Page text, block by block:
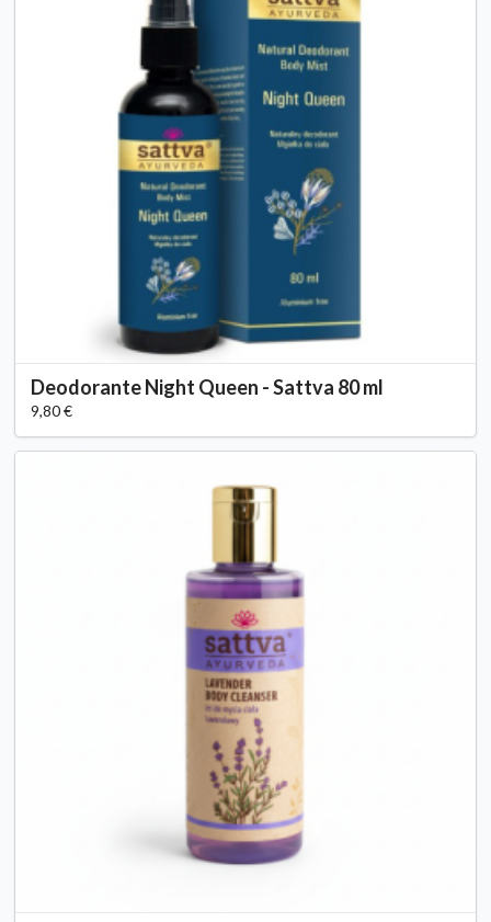
Deodorante Night Queen - Sattva 80 ml
9,80 €